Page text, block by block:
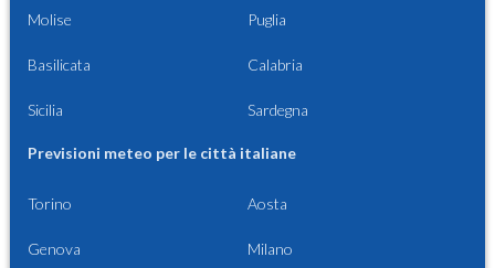
Molise Puglia
Basilicata Calabria
Sicilia Sardegna
Previsioni meteo per le città italiane
Torino Aosta
Genova Milano